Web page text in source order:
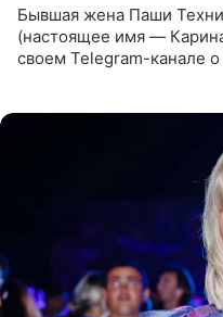
Бывшая жена Паши
(настоящее имя —
своем Telegram-канале